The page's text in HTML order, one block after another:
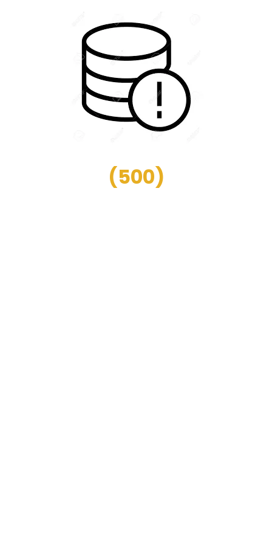
(500)